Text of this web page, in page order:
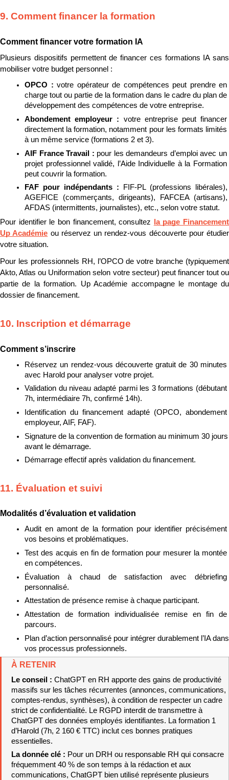
9. Comment financer la formation
Comment financer votre formation IA
Plusieurs dispositifs permettent de financer ces formations IA sans
mobiliser votre budget personnel :
OPCO : votre opérateur de compétences peut prendre en
charge tout ou partie de la formation dans le cadre du plan de
développement des compétences de votre entreprise.
Abondement employeur : votre entreprise peut financer
directement la formation, notamment pour les formats limités
à un même service (formations 2 et 3).
AIF France Travail : pour les demandeurs d’emploi avec un
projet professionnel validé, l’Aide Individuelle à la Formation
peut couvrir la formation.
FAF pour indépendants :
FIF-PL (professions libérales),
AGEFICE (commerçants, dirigeants), FAFCEA (artisans),
AFDAS (intermittents, journalistes), etc., selon votre statut.
Pour identifier le bon financement, consultez
la page Financement
Up Académie ou réservez un rendez-vous découverte pour étudier
votre situation.
Pour les professionnels RH, l’OPCO de votre branche (typiquement
Akto, Atlas ou Uniformation selon votre secteur) peut financer tout ou
partie de la formation. Up Académie accompagne le montage du
dossier de financement.
10. Inscription et démarrage
Comment s’inscrire
Réservez un rendez-vous découverte gratuit de 30 minutes
avec Harold pour analyser votre projet.
Validation du niveau adapté parmi les 3 formations (débutant
7h, intermédiaire 7h, confirmé 14h).
Identification du financement adapté (OPCO, abondement
employeur, AIF, FAF).
Signature de la convention de formation au minimum 30 jours
avant le démarrage.
Démarrage effectif après validation du financement.
11. Évaluation et suivi
Modalités d’évaluation et validation
Audit en amont de la formation pour identifier précisément
vos besoins et problématiques.
Test des acquis en fin de formation pour mesurer la montée
en compétences.
Évaluation à chaud de satisfaction avec débriefing
personnalisé.
Attestation de présence remise à chaque participant.
Attestation de formation individualisée remise en fin de
parcours.
Plan d’action personnalisé pour intégrer durablement l’IA dans
vos processus professionnels.
À RETENIR
Le conseil : ChatGPT en RH apporte des gains de productivité
massifs sur les tâches récurrentes (annonces, communications,
comptes-rendus, synthèses), à condition de respecter un cadre
strict de confidentialité. Le RGPD interdit de transmettre à
ChatGPT des données employés identifiantes. La formation 1
d’Harold (7h, 2 160 € TTC) inclut ces bonnes pratiques
essentielles.
La donnée clé : Pour un DRH ou responsable RH qui consacre
fréquemment 40 % de son temps à la rédaction et aux
communications, ChatGPT bien utilisé représente plusieurs